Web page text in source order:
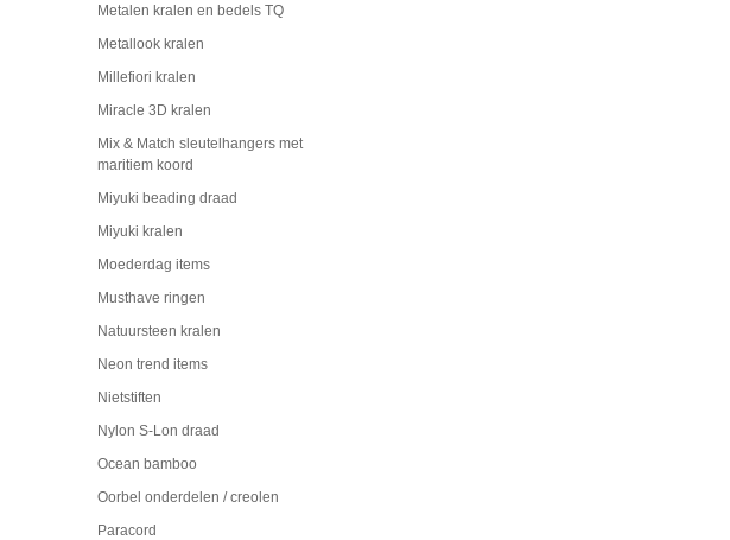
Metalen kralen en bedels TQ
Metallook kralen
Millefiori kralen
Miracle 3D kralen
Mix & Match sleutelhangers met
maritiem koord
Miyuki beading draad
Miyuki kralen
Moederdag items
Musthave ringen
Natuursteen kralen
Neon trend items
Nietstiften
Nylon S-Lon draad
Ocean bamboo
Oorbel onderdelen / creolen
Paracord